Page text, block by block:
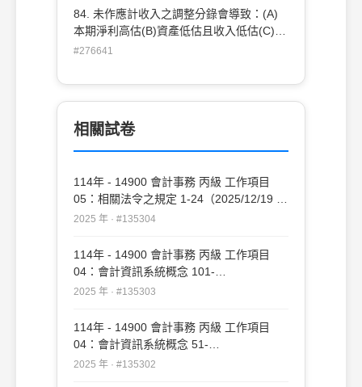
84. 未作應計收入之調整分錄會導致：(A)
本期淨利高估(B)資產低估且收入低估(C)負
債低估且收入低估(D)負債高估且收入低
#276641
相關試卷
114年 - 14900 會計事務 丙級 工作項目
05：相關法令之規定 1-24（2025/12/19 更
新）#135304
2025 年 · #135304
114年 - 14900 會計事務 丙級 工作項目
04：會計資訊系統概念 101-
133（2025/12/19 更新）#135303
2025 年 · #135303
114年 - 14900 會計事務 丙級 工作項目
04：會計資訊系統概念 51-
100（2025/12/19 更新）#135302
2025 年 · #135302